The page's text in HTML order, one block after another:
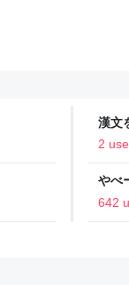
漢文
2
やべ
642